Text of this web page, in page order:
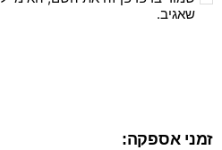
שאגיב.
זמני אספקה: